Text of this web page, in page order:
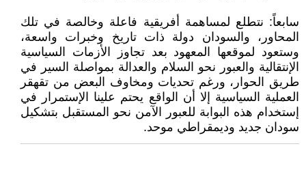
سابعاً: نتطلع لمساهمة أفريقية فاعلة وخالصة في تلك
المحاور، والسودان دولة ذات تاريخ وخبرات واسعة،
وستعود لموقعها المعهود بعد تجاوز الأزمات السياسية
الإنتقالية والعبور نحو السلام والعدالة بمواصلة السير في
طريق الحوار، ورغم تحديات ومخاوف البعض من تقهقر
العملية السياسية إلا أن الواقع يحتم علينا الإستمرار في
إستخدام هذه البوابة للعبور الآمن نحو المستقبل بتشكيل
سودان جديد وديمقراطي موحد.